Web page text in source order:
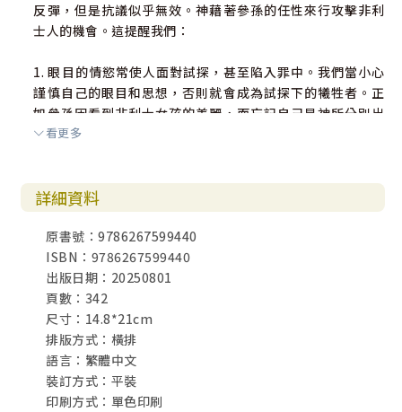
反彈，但是抗議似乎無效。神藉著參孫的任性來行攻擊非利
士人的機會。這提醒我們：
1. 眼目的情慾常使人面對試探，甚至陷入罪中。我們當小心
謹慎自己的眼目和思想，否則就會成為試探下的犧牲者。正
如參孫因看到非利士女孩的美麗，而忘記自己是神所分別出
來的拿細耳人，進而得罪神（1-2）。
意的生活，進而得著神的賜福。儘管父母極力反對參孫娶非
利士女子為妻，但參孫能堅持地說：「願你給我娶那女子，
因我喜悅她。」（3）此乃參孫的問題，也進而導致他的失
敗。
3. 父母要不斷把神對婚姻的心意告訴兒女，並且為兒女將來
所要建立的婚姻禱告，使他們能依靠主建立榮神益人的婚
姻。正如參孫的父母對他說：「在你弟兄的女兒中，或在本
國的民中，豈沒有一個女子，何至你去在未受割禮的非利士
人中娶妻呢？」（3）
看更多
詳細資料
原書號：9786267599440
ISBN：9786267599440
出版日期：20250801
頁數：342
尺寸：14.8*21cm
排版方式：橫排
語言：繁體中文
裝訂方式：平裝
印刷方式：單色印刷